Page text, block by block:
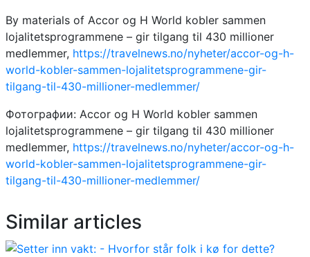
By materials of Accor og H World kobler sammen
lojalitetsprogrammene – gir tilgang til 430 millioner
medlemmer, https://travelnews.no/nyheter/accor-og-h-
world-kobler-sammen-lojalitetsprogrammene-gir-
tilgang-til-430-millioner-medlemmer/
Фотографии: Accor og H World kobler sammen
lojalitetsprogrammene – gir tilgang til 430 millioner
medlemmer, https://travelnews.no/nyheter/accor-og-h-
world-kobler-sammen-lojalitetsprogrammene-gir-
tilgang-til-430-millioner-medlemmer/
Similar articles